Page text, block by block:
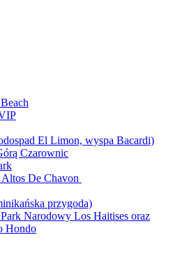
El Limon, wyspa Bacardi)
Czarownic
De Chavon
przygoda)
Narodowy Los Haitises oraz
Hondo